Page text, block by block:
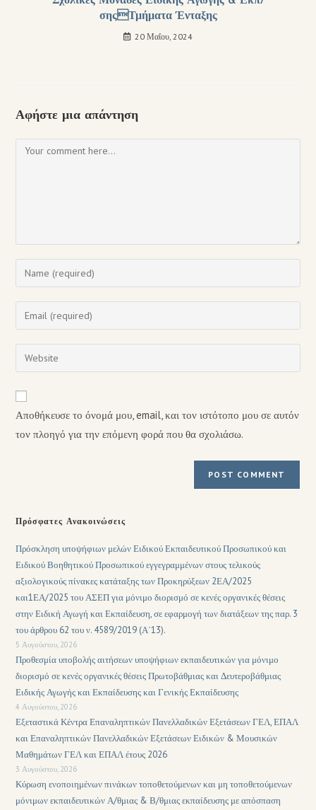
σηςΤμήματα Ένταξης
20 Μαΐου, 2024
Αφήστε μια απάντηση
Αποθήκευσε το όνομά μου, email, και τον ιστότοπο μου σε αυτόν
τον πλοηγό για την επόμενη φορά που θα σχολιάσω.
Πρόσφατες Ανακοινώσεις
Πρόσκληση υποψήφιων μελών Ειδικού Εκπαιδευτικού Προσωπικού και
Ειδικού Βοηθητικού Προσωπικού εγγεγραμμένων στους τελικούς
αξιολογικούς πίνακες κατάταξης των Προκηρύξεων 2ΕΑ/2025
και1ΕΑ/2025 του ΑΣΕΠ για μόνιμο διορισμό σε κενές οργανικές θέσεις
στην Ειδική Αγωγή και Εκπαίδευση, σε εφαρμογή των διατάξεων της παρ. 3
του άρθρου 62 του ν. 4589/2019 (Α΄13).
5 Αυγούστου, 2026
Προθεσμία υποβολής αιτήσεων υποψήφιων εκπαιδευτικών για μόνιμο
διορισμό σε κενές οργανικές θέσεις Πρωτοβάθμιας και Δευτεροβάθμιας
Ειδικής Αγωγής και Εκπαίδευσης και Γενικής Εκπαίδευσης
4 Αυγούστου, 2026
Εξεταστικά Κέντρα Επαναληπτικών Πανελλαδικών Εξετάσεων ΓΕΛ, ΕΠΑΛ
και Επαναληπτικών Πανελλαδικών Εξετάσεων Ειδικών & Μουσικών
Μαθημάτων ΓΕΛ και ΕΠΑΛ έτους 2026
3 Αυγούστου, 2026
Κύρωση ενοποιημένων πινάκων τοποθετούμενων και μη τοποθετούμενων
μόνιμων εκπαιδευτικών Α/θμιας & Β/θμιας εκπαίδευσης με απόσπαση